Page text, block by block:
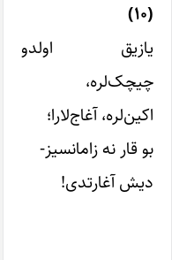
(۱۰)
یازیق اولدو
چیچک‌لره،
اکین‌لره، آغاج‌لارا؛
بو قار نه زامانسیز-
دیش آغارتدی!